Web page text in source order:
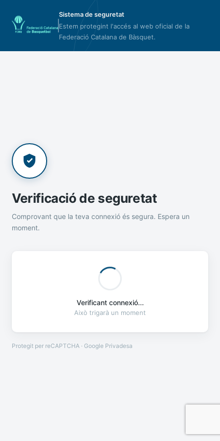
Sistema de seguretat
Estem protegint l'accés al web oficial de la
Federació Catalana de Bàsquet.
Verificació de seguretat
Comprovant que la teva connexió és segura. Espera un
moment.
Verificant connexió...
Això trigarà un moment
Protegit per reCAPTCHA · Google Privadesa